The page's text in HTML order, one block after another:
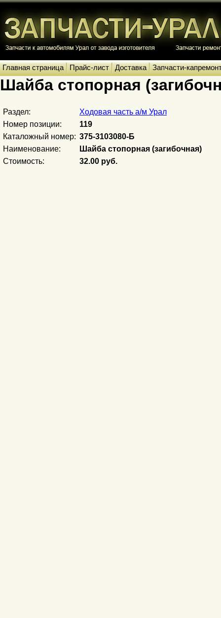
Главная страница Прайс-лист Доставка Запчасти-
Шайба стопорная
Раздел:
Ходовая часть а/м Урал
Номер позиции:
119
Каталожный номер: 375-3103080-Б
Наименование:
Шайба стопорная (загибочная)
Стоимость:
32.00 руб.